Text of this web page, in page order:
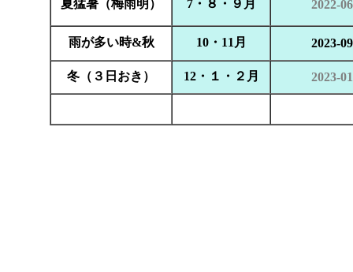
夏猛暑（梅雨明） 7・８・９月 2022-
雨が多い時&秋 10・11月 2023-
冬（３日おき） 12・１・２月 2023-